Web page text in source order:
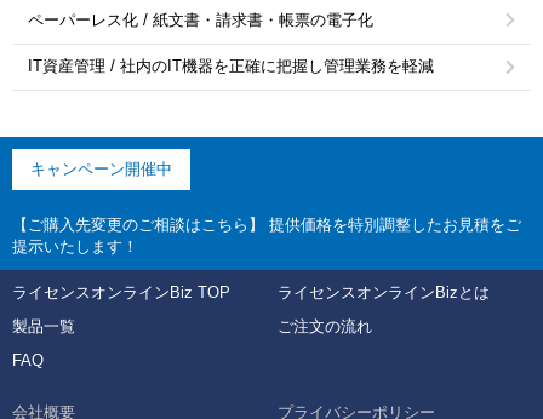
ペーパーレス化 / 紙文書・請求書・帳票の電子化
IT資産管理 / 社内のIT機器を正確に把握し管理業務を軽減
キャンペーン開催中
【ご購入先変更のご相談はこちら】 提供価格を特別調整したお見積をご
提示いたします！
ライセンスオンラインBiz TOP
ライセンスオンラインBizとは
製品一覧
ご注文の流れ
FAQ
会社概要 プライバシーポリシー